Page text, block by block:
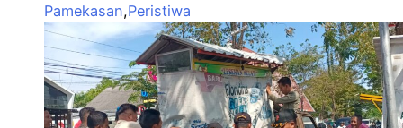
Pamekasan,Peristiwa